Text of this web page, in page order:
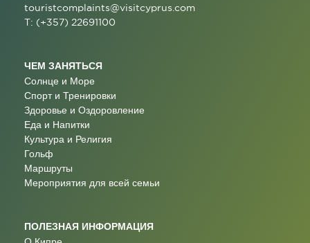
touristcomplaints@visitcyprus.com
T: (+357) 22691100
ЧЕМ ЗАНЯТЬСЯ
Солнце и Море
Спорт и Тренировки
Здоровье и Оздоровление
Еда и Напитки
Культура и Религия
Гольф
Маршруты
Мероприятия для всей семьи
ПОЛЕЗНАЯ ИНФОРМАЦИЯ